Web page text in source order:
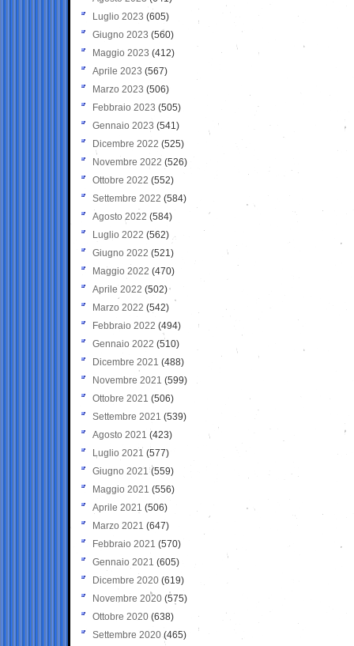
Luglio 2023 (605)
Giugno 2023 (560)
Maggio 2023 (412)
Aprile 2023 (567)
Marzo 2023 (506)
Febbraio 2023 (505)
Gennaio 2023 (541)
Dicembre 2022 (525)
Novembre 2022 (526)
Ottobre 2022 (552)
Settembre 2022 (584)
Agosto 2022 (584)
Luglio 2022 (562)
Giugno 2022 (521)
Maggio 2022 (470)
Aprile 2022 (502)
Marzo 2022 (542)
Febbraio 2022 (494)
Gennaio 2022 (510)
Dicembre 2021 (488)
Novembre 2021 (599)
Ottobre 2021 (506)
Settembre 2021 (539)
Agosto 2021 (423)
Luglio 2021 (577)
Giugno 2021(559)
Maggio 2021 (556)
Aprile 2021 (506)
Marzo 2021 (647)
Febbraio 2021 (570)
Gennaio 2021 (605)
Dicembre 2020 (619)
Novembre 2020 (575)
Ottobre 2020 (638)
Settembre 2020(465)